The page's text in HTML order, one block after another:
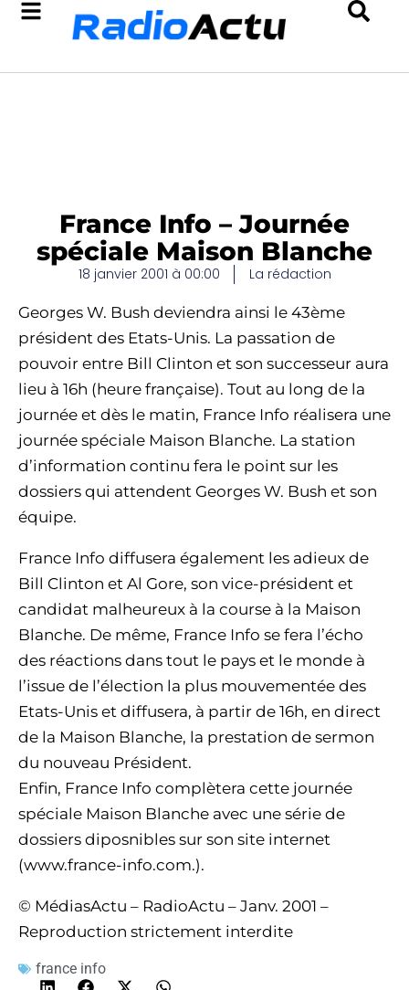
France Info – Journée
spéciale Maison Blanche
18 janvier 2001 à 00:00 La rédaction
Georges W. Bush deviendra ainsi le 43ème
président des Etats-Unis. La passation de
pouvoir entre Bill Clinton et son successeur aura
lieu à 16h (heure française). Tout au long de la
journée et dès le matin, France Info réalisera une
journée spéciale Maison Blanche. La station
d’information continu fera le point sur les
dossiers qui attendent Georges W. Bush et son
équipe.
France Info diffusera également les adieux de
Bill Clinton et Al Gore, son vice-président et
candidat malheureux à la course à la Maison
Blanche. De même, France Info se fera l’écho
des réactions dans tout le pays et le monde à
l’issue de l’élection la plus mouvementée des
Etats-Unis et diffusera, à partir de 16h, en direct
de la Maison Blanche, la prestation de sermon
du nouveau Président.
Enfin, France Info complètera cette journée
spéciale Maison Blanche avec une série de
dossiers diposnibles sur son site internet
(www.france-info.com.).
© MédiasActu – RadioActu – Janv. 2001 –
Reproduction strictement interdite
france info